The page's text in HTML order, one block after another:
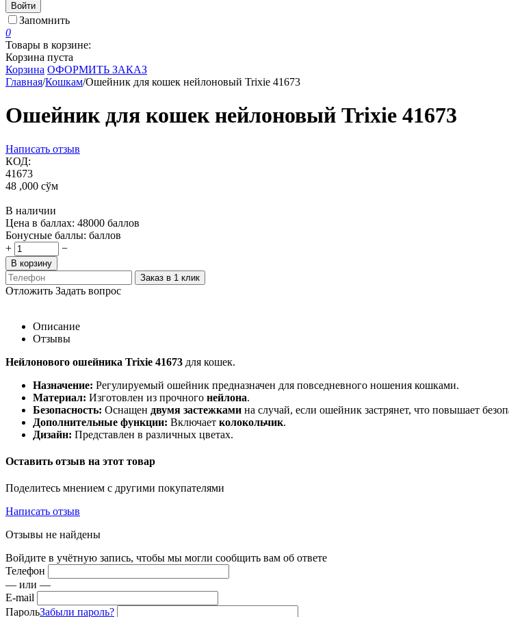
Войти
Запомнить
0
Товары в корзине:
Корзина пуста
Корзина ОФОРМИТЬ ЗАКАЗ
Главная/Кошкам/Ошейник для кошек нейлоновый Trixie 41673
Ошейник для кошек нейлоновый Trixie 41673
Написать отзыв
КОД:
41673
48 ,000 сўм
В наличии
Цена в баллах: 48000 баллов
Бонусные баллы: баллов
+
−
В корзину
Заказ в 1 клик
Отложить Задать вопрос
Описание
Отзывы
Нейлонового ошейника Trixie 41673 для кошек.
Назначение: Регулируемый ошейник предназначен для повседневного ношения кошками.
Материал: Изготовлен из прочного нейлона.
Безопасность: Оснащен двумя застежками на случай, если ошейник застрянет, что повышает
Дополнительные функции: Включает колокольчик.
Дизайн: Представлен в различных цветах.
Оставить отзыв на этот товар
Поделитесь мнением с другими покупателями
Написать отзыв
Отзывы не найдены
Войдите в учётную запись, чтобы мы могли сообщить вам об ответе
Телефон
— или —
E-mail
ПарольЗабыли пароль?